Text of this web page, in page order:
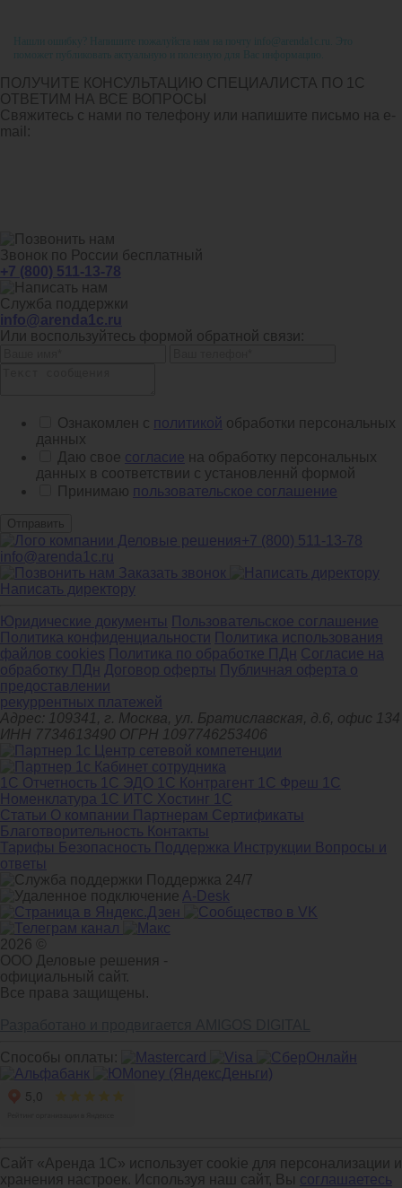
Нашли ошибку? Напишите пожалуйста нам на почту info@arenda1c.ru. Это
поможет публиковать актуальную и полезную для Вас информацию.
ПОЛУЧИТЕ КОНСУЛЬТАЦИЮ СПЕЦИАЛИСТА ПО 1С
ОТВЕТИМ НА ВСЕ ВОПРОСЫ
Свяжитесь с нами по телефону или напишите письмо на e-
mail:
Звонок по России бесплатный
+7 (800) 511-13-78
Служба поддержки
info@arenda1c.ru
Или воспользуйтесь формой обратной связи:
Ознакомлен с политикой обработки персональных
данных
Даю свое согласие на обработку персональных
данных в соответствии с установленнй формой
Принимаю пользовательское соглашение
Отправить
+7 (800) 511-13-78
info@arenda1c.ru
Заказать звонок
Написать директору
Юридические документы Пользовательское соглашение
Политика конфиденциальности Политика использования
файлов cookies Политика по обработке ПДн Cогласие на
обработку ПДн Договор оферты Публичная оферта о
предоставлении
рекуррентных платежей
Адрес: 109341, г. Москва, ул. Братиславская, д.6, офис 134
ИНН 7734613490 ОГРН 1097746253406
1С Отчетность 1С ЭДО 1С Контрагент 1С Фреш
1С
Номенклатура 1С ИТС Хостинг 1С
Статьи О компании Партнерам Сертификаты
Благотворительность Контакты
Тарифы Безопасность Поддержка Инструкции Вопросы и
ответы
Поддержка 24/7
A-Desk
2026 ©
ООО Деловые решения -
официальный сайт.
Все права защищены.
Способы оплаты:
Сайт «Аренда 1С» использует cookie для персонализации и
хранения настроек. Используя наш сайт, Вы соглашаетесь